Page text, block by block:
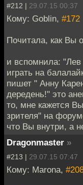
#212 | 29.07.15 00:37
Кому: Goblin, #172
Почитала, как Вы
и вспомнила:
играть на
пишет " Анну
дередень!" это
то, мне кажется
зрителя" на
что Вы внутри, а
Dragonmaster »
#213 | 29.07.15 07:47
Кому: Marona,